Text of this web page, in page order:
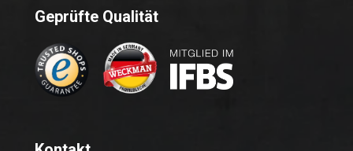
Geprüfte Qualität